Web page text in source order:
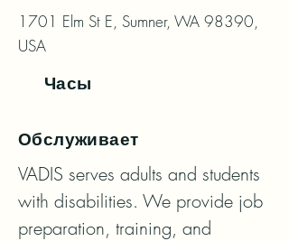
1701 Elm St E, Sumner, WA 98390,
USA
Часы
Обслуживает
VADIS serves adults and students
with disabilities. We provide job
preparation, training, and